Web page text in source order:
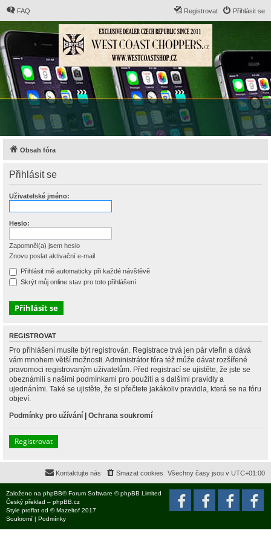
FAQ Přihlásit se
Registrovat
Obsah fóra
Přihlásit se
Uživatelské jméno:
Heslo:
Zapomněl(a) jsem heslo
Znovu poslat aktivační e-mail
Přihlásit mě automaticky při každé návštěvě
Skrýt můj online stav pro toto přihlášení
REGISTROVAT
Pro přihlášení musíte být registrován. Registrace trvá jen pár vteřin a dává
vám mnohem větší možnosti. Administrátor fóra též může dávat rozšířené
pravomoci registrovaným uživatelům. Před registrací se ujistěte, že jste se
obeznámili s našimi podmínkami pro použití a s dalšími pravidly a
ujednáními. Také se ujistěte, že si přečtete jakákoliv pravidla, která se na fóru
objeví.
Podmínky pro užívání | Ochrana soukromí
Registrovat
Všechny časy jsou v UTC+01:00
Smazat cookies
Kontaktujte nás
Založeno na phpBB® Forum Software © phpBB Limited
Český překlad – phpBB.cz
Style proflat od ©Mazeltof 2017
Soukromí | Podmínky